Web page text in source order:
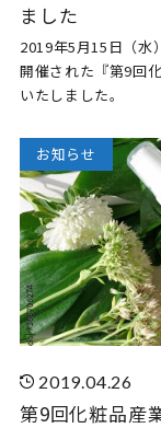
ました
2019年5月15日（水
開催された『第9回
いたしました。
2019.04.26
第9回化粧品産
お知らせ